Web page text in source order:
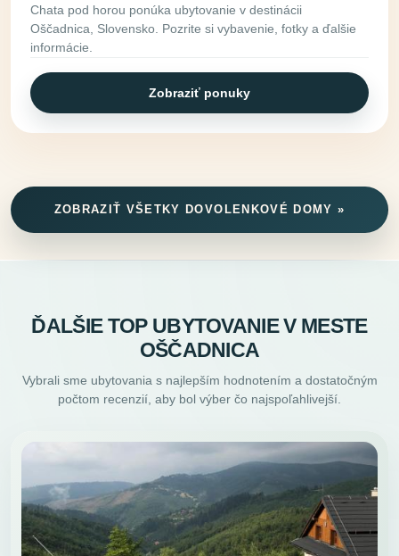
Chata pod horou ponúka ubytovanie v destinácii
Oščadnica, Slovensko. Pozrite si vybavenie, fotky a ďalšie
informácie.
Zobraziť ponuky
ZOBRAZIŤ VŠETKY DOVOLENKOVÉ DOMY »
ĎALŠIE TOP UBYTOVANIE V MESTE
OŠČADNICA
Vybrali sme ubytovania s najlepším hodnotením a dostatočným
počtom recenzií, aby bol výber čo najspoľahlivejší.